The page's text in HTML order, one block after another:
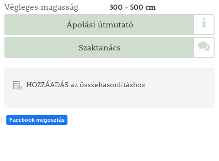
Végleges magasság 300 - 500 cm
Ápolási útmutató
Szaktanács
HOZZÁADÁS az összehasonlításhoz
Facebook megosztás